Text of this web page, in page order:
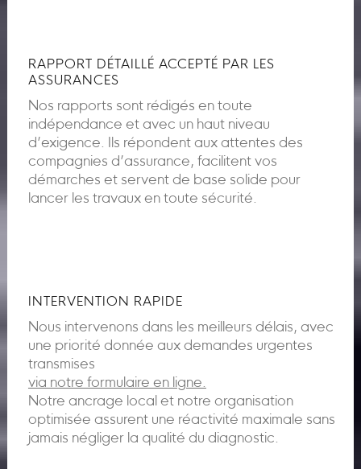
RAPPORT DÉTAILLÉ ACCEPTÉ PAR LES
ASSURANCES
Nos rapports sont rédigés en toute
indépendance et avec un haut niveau
d’exigence. Ils répondent aux attentes des
compagnies d’assurance, facilitent vos
démarches et servent de base solide pour
lancer les travaux en toute sécurité.
INTERVENTION RAPIDE
Nous intervenons dans les meilleurs délais, avec
une priorité donnée aux demandes urgentes
transmises
via notre formulaire en ligne.
Notre ancrage local et notre organisation
optimisée assurent une réactivité maximale sans
jamais négliger la qualité du diagnostic.